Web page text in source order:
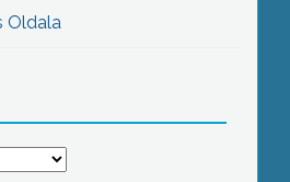
Oldala